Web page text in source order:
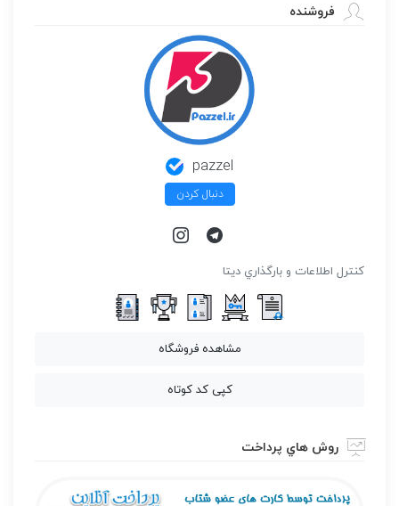
فروشنده
pazzel
دنبال کردن
كنترل اطلاعات و بارگذاري ديتا
مشاهده فروشگاه
کپی کد کوتاه
روش هاي پرداخت